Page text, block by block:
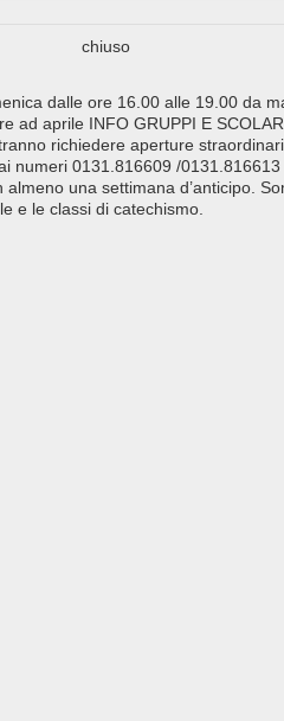
chiuso
dalle ore 16.00 alle 19.00 da
ad aprile INFO GRUPPI E
richiedere aperture
numeri 0131.816609 /
una settimana d’anticipo.
e le classi di catechismo.